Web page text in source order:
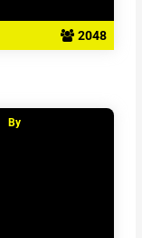
2048
By